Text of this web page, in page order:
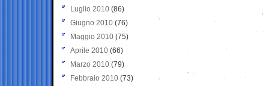
Luglio 2010 (86)
Giugno 2010 (76)
Maggio 2010 (75)
Aprile 2010 (66)
Marzo 2010 (79)
Febbraio 2010 (73)